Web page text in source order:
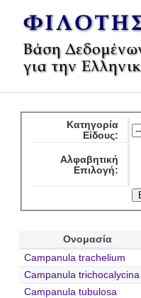
Κατηγορία
Είδους:
Αλφαβητική
Επιλογή:
Ονομασία
Campanula trachelium
Campanula trichocalycina
Campanula tubulosa